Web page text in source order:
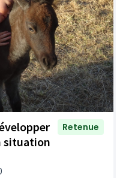
situation
Retenue